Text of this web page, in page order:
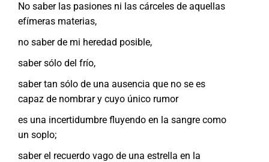
No saber las pasiones ni las cárceles de aquellas
efímeras materias,
no saber de mi heredad posible,
saber sólo del frío,
saber tan sólo de una ausencia que no se es
capaz de nombrar y cuyo único rumor
es una incertidumbre fluyendo en la sangre como
un soplo;
saber el recuerdo vago de una estrella en la